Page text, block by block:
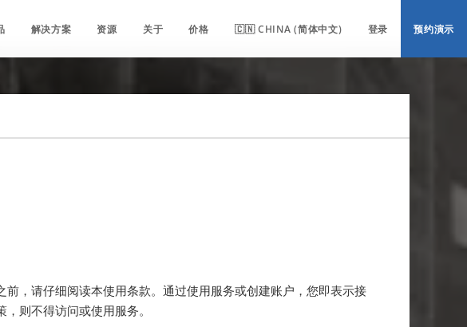
解决方案 资源 关于 价格 🇨🇳 CHINA (简体中文) 登录 预约演示
，请仔细阅读本使用条款。通过使用服务或创建账户，您即表示接
则不得访问或使用服务。